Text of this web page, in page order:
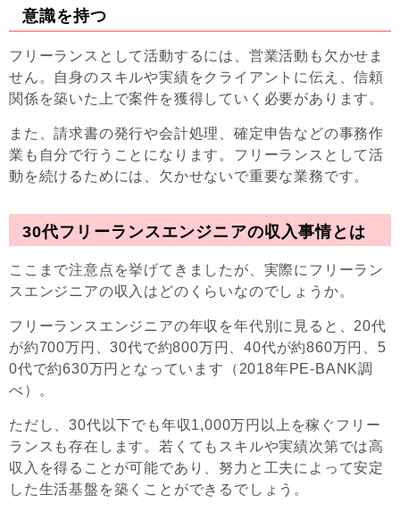
意識を持つ
フリーランスとして活動するには、営業活動も欠かせま
せん。自身のスキルや実績をクライアントに伝え、信頼
関係を築いた上で案件を獲得していく必要があります。
また、請求書の発行や会計処理、確定申告などの事務作
業も自分で行うことになります。フリーランスとして活
動を続けるためには、欠かせないで重要な業務です。
30代フリーランスエンジニアの収入事情とは
ここまで注意点を挙げてきましたが、実際にフリーラン
スエンジニアの収入はどのくらいなのでしょうか。
フリーランスエンジニアの年収を年代別に見ると、20代
が約700万円、30代で約800万円、40代が約860万円、5
0代で約630万円となっています（2018年PE-BANK調
べ）。
ただし、30代以下でも年収1,000万円以上を稼ぐフリー
ランスも存在します。若くてもスキルや実績次第では高
収入を得ることが可能であり、努力と工夫によって安定
した生活基盤を築くことができるでしょう。